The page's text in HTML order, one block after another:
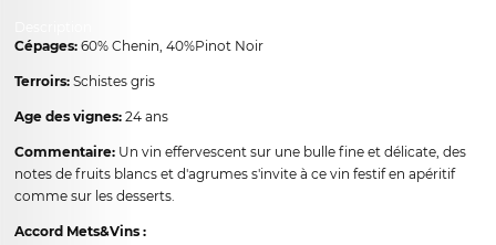
Cépages:60% Chenin, 40%Pinot Noir
Terroirs: Schistes gris
Age des vignes: 24 ans
Commentaire: Un vin effervescent sur une bulle fine et délicate, des
notes de fruits blancs et d'agrumes s'invite à ce vin festif en apéritif
comme sur les desserts.
Accord Mets&Vins :